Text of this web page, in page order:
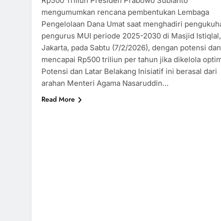
mengumumkan rencana pembentukan Lembaga
Pengelolaan Dana Umat saat menghadiri
pengurus MUI periode 2025-2030 di Masjid Istiqlal,
Jakarta, pada Sabtu (7/2/2026), dengan potensi
mencapai Rp500 triliun per tahun jika dikelola
Potensi dan Latar Belakang Inisiatif ini berasal dari
arahan Menteri Agama Nasaruddin…
Read More